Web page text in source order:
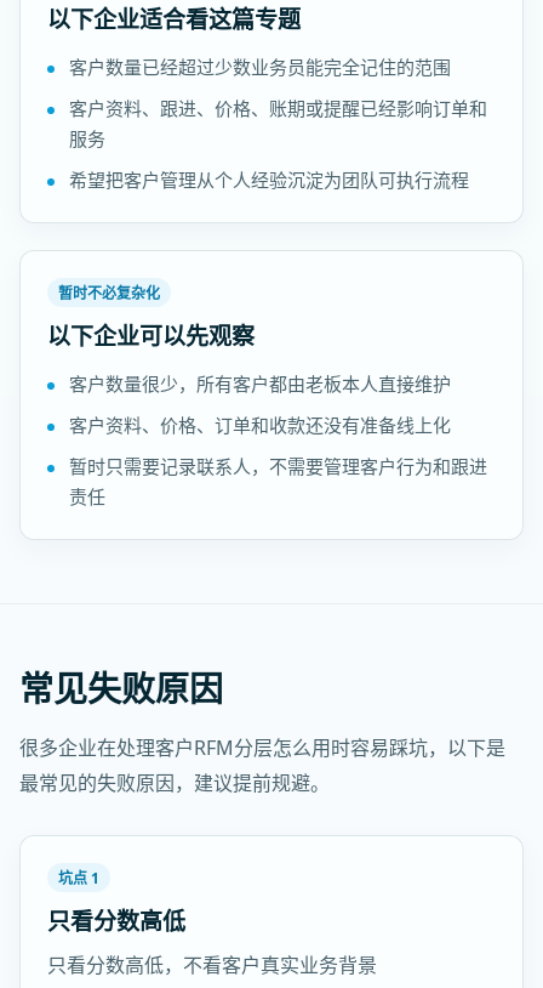
以下企业适合看这篇专题
客户数量已经超过少数业务员能完全记住的范围
客户资料、跟进、价格、账期或提醒已经影响订单和
服务
希望把客户管理从个人经验沉淀为团队可执行流程
暂时不必复杂化
以下企业可以先观察
客户数量很少，所有客户都由老板本人直接维护
客户资料、价格、订单和收款还没有准备线上化
暂时只需要记录联系人，不需要管理客户行为和跟进
责任
常见失败原因
很多企业在处理客户RFM分层怎么用时容易踩坑，以下是
最常见的失败原因，建议提前规避。
坑点 1
只看分数高低
只看分数高低，不看客户真实业务背景